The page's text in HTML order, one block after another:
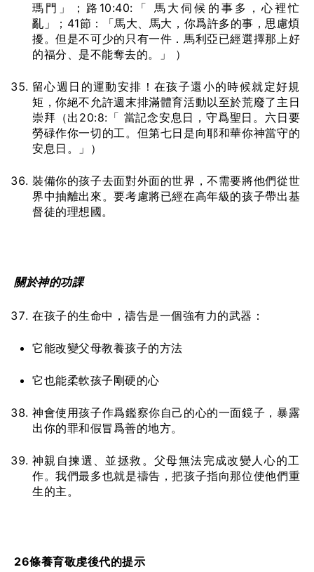
瑪門」；路10:40:「 馬大伺候的事多，心裡忙
亂」；41節：「馬大、馬大，你爲許多的事，思慮煩
擾。但是不可少的只有一件．馬利亞已經選擇那上好
的福分、是不能奪去的。」 ）
留心週日的運動安排！在孩子還小的時候就定好規
矩，你絕不允許週末排滿體育活動以至於荒廢了主日
崇拜（出20:8:「 當記念安息日，守爲聖日。六日要
勞碌作你一切的工。但第七日是向耶和華你神當守的
安息日。」）
裝備你的孩子去面對外面的世界，不需要將他們從世
界中抽離出來。要考慮將已經在高年級的孩子帶出基
督徒的理想國。
關於神的功課
在孩子的生命中，禱告是一個強有力的武器：
它能改變父母教養孩子的方法
它也能柔軟孩子剛硬的心
神會使用孩子作爲鑑察你自己的心的一面鏡子，暴露
出你的罪和假冒爲善的地方。
神親自揀選、並拯救。父母無法完成改變人心的工
作。我們最多也就是禱告，把孩子指向那位使他們重
生的主。
26條養育敬虔後代的提示